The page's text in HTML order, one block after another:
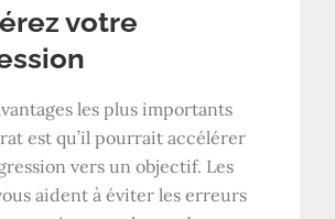
votre
les plus importants
est qu’il pourrait accélérer
vers un objectif. Les
aident à éviter les erreurs